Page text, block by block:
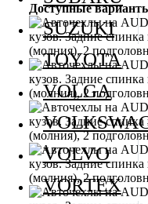
Доступные
SUZUKI
TOYOTA
VOLGA
VOLVO
VORTEX